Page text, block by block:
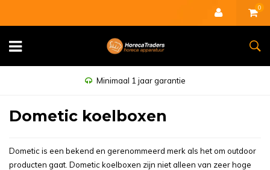
0
Minimaal 1 jaar garantie
Dometic koelboxen
Dometic is een bekend en gerenommeerd merk als het om outdoor
producten gaat. Dometic koelboxen zijn niet alleen van zeer hoge